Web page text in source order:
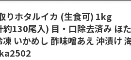
りホタルイカ (生食可) 1kg
130尾入) 目・口除去済み ほた
いかめし 酢味噌あえ 沖漬け